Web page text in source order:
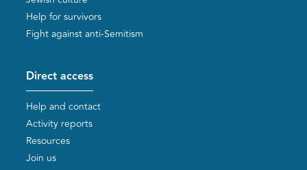
Help for survivors
Fight against anti-Semitism
Direct access
Help and contact
Activity reports
Resources
Join us